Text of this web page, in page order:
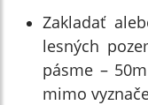
Zakladať
lesných
pásme –
mimo